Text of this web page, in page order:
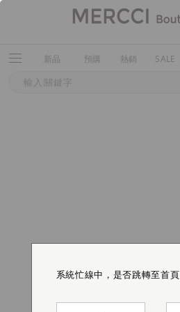
新品 預購 熱銷 SALE
系統忙線中，是否跳轉至首頁
系統忙線中，是否跳轉至首頁
系統忙線中，是否跳轉至首頁
系統忙線中，是否跳轉至首頁
系統忙線中，是否跳轉至首頁